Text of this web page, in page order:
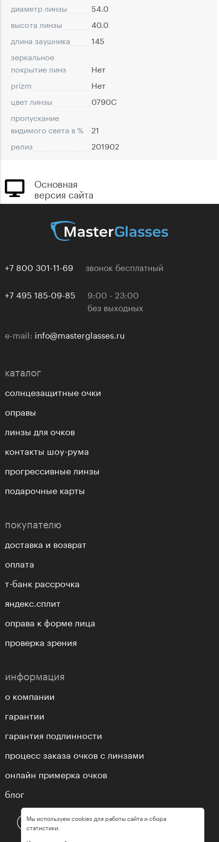
диаметр линзы
54.0
высота линзы
40.0
длина заушника
145
зеркальное
покрытие линз
Нет
prizm
Нет
цвет линзы
0790C
пропускание
видимого света в %
21
релиз
201902
Основная
версия сайта
+7 800 301-11-69 звонок бесплатный
+7 495 185-09-85
9:00 - 23:00
без выходных
e-mail: info@masterglasses.ru
каталог
солнцезащитные очки
оправы
линзы для очков
контакты шоу-рума
прогрессивные линзы
подарочные карты
покупателю
доставка и возврат
оплата
т-банк рассрочка
яндекс.сплит
оправа к форме лица
проверка зрения
информация
о компании
гарантии
гарантия подлинности
процесс заказа очков с линзами
онлайн примерка очков
блог
Мы используем cookies для работы сайта и сбора
статистики.